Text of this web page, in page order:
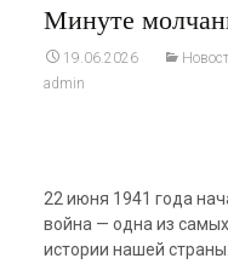
Минуте
19.06.2026
admin
22 июня 1941 года
война — одна из
истории нашей